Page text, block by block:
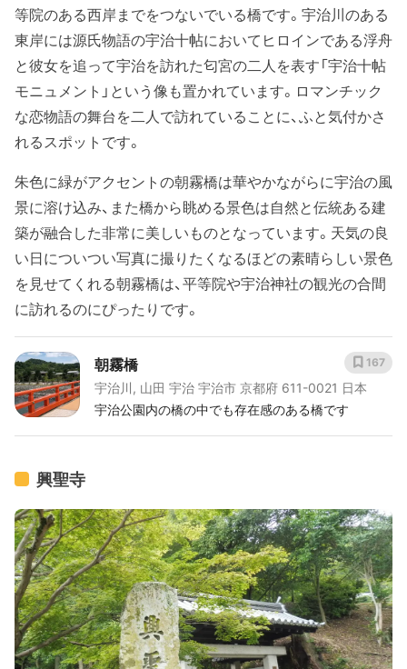
等院のある西岸までをつないでいる橋です。宇治川のある
東岸には源氏物語の宇治十帖においてヒロインである浮舟
と彼女を追って宇治を訪れた匂宮の二人を表す「宇治十帖
モニュメント」という像も置かれています。ロマンチック
な恋物語の舞台を二人で訪れていることに、ふと気付かさ
れるスポットです。
朱色に緑がアクセントの朝霧橋は華やかながらに宇治の風
景に溶け込み、また橋から眺める景色は自然と伝統ある建
築が融合した非常に美しいものとなっています。天気の良
い日についつい写真に撮りたくなるほどの素晴らしい景色
を見せてくれる朝霧橋は、平等院や宇治神社の観光の合間
に訪れるのにぴったりです。
朝霧橋
宇治川, 山田 宇治 宇治市 京都府 611-0021 日本
宇治公園内の橋の中でも存在感のある橋です
167
興聖寺